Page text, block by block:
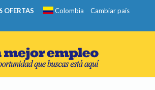
OFERTAS Colombia Cambiar país